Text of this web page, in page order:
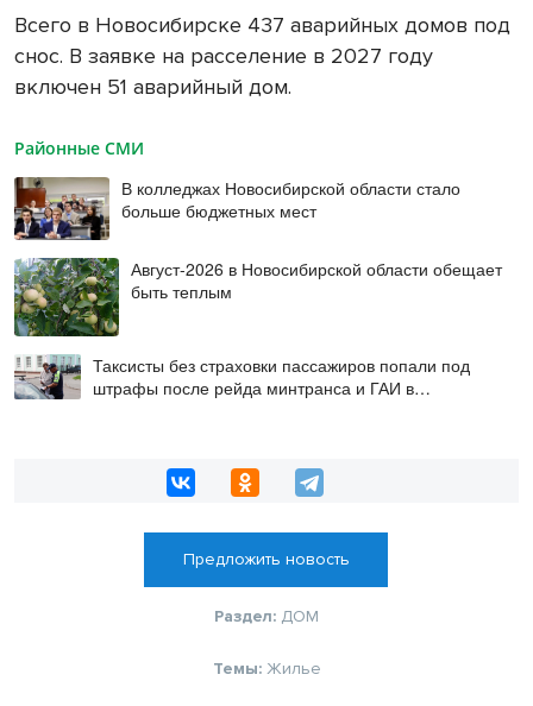
Всего в Новосибирске 437 аварийных домов под
снос. В заявке на расселение в 2027 году
включен 51 аварийный дом.
Районные СМИ
В колледжах Новосибирской области стало
больше бюджетных мест
Август-2026 в Новосибирской области обещает
быть теплым
Таксисты без страховки пассажиров попали под
штрафы после рейда минтранса и ГАИ в
Предложить новость
Раздел: ДОМ
Темы: Жилье